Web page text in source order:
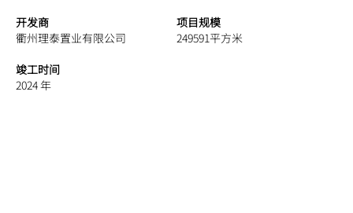
开发商
衢州理泰置业有限公司
项目规模
249591平方米
竣工时间
2024 年